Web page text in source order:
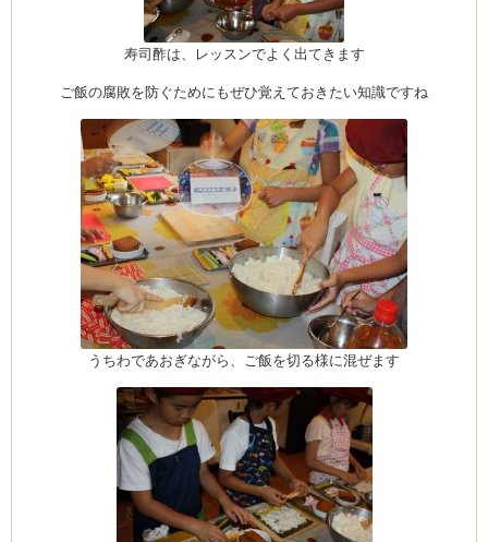
CEDO)
寿司酢は、レッスンでよく出てきます
ご飯の腐敗を防ぐためにもぜひ覚えておきたい知識ですね
うちわであおぎながら、ご飯を切る様に混ぜます